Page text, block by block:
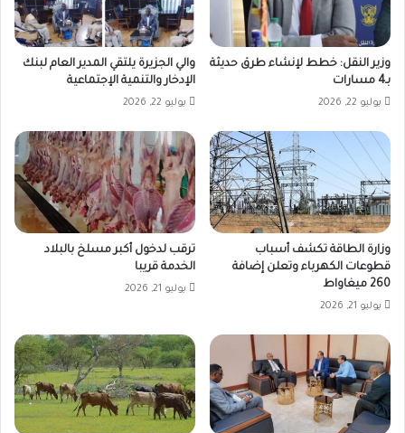
وزير النقل: خطط لإنشاء طرق حديثة
بـ4 مسارات
يوليو 22, 2026
والي الجزيرة يلتقي المدير العام لبنك
الإدخار والتنمية الإجتماعية
يوليو 22, 2026
وزارة الطاقة تكشف أسباب
قطوعات الكهرباء وتعلن إضافة
260 ميغاواط
يوليو 21, 2026
ترقب لدخول أكبر مسلخ بالبلاد
الخدمة قريبا
يوليو 21, 2026